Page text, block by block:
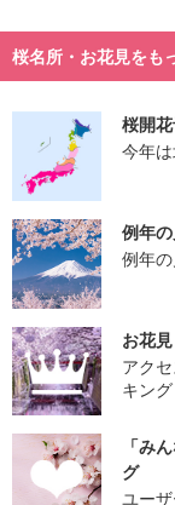
桜名所・お花見をも
桜開
今年
例年
例年
お花
アク
キング
「み
グ
ユー